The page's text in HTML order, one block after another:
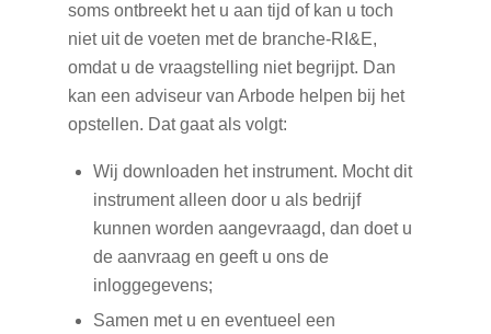
soms ontbreekt het u aan tijd of kan u toch
niet uit de voeten met de branche-RI&E,
omdat u de vraagstelling niet begrijpt. Dan
kan een adviseur van Arbode helpen bij het
opstellen. Dat gaat als volgt:
Wij downloaden het instrument. Mocht dit
instrument alleen door u als bedrijf
kunnen worden aangevraagd, dan doet u
de aanvraag en geeft u ons de
inloggegevens;
Samen met u en eventueel een